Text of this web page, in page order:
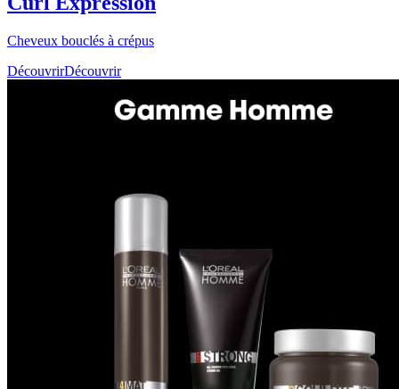
Cheveux bouclés à crépus
DécouvrirDécouvrir